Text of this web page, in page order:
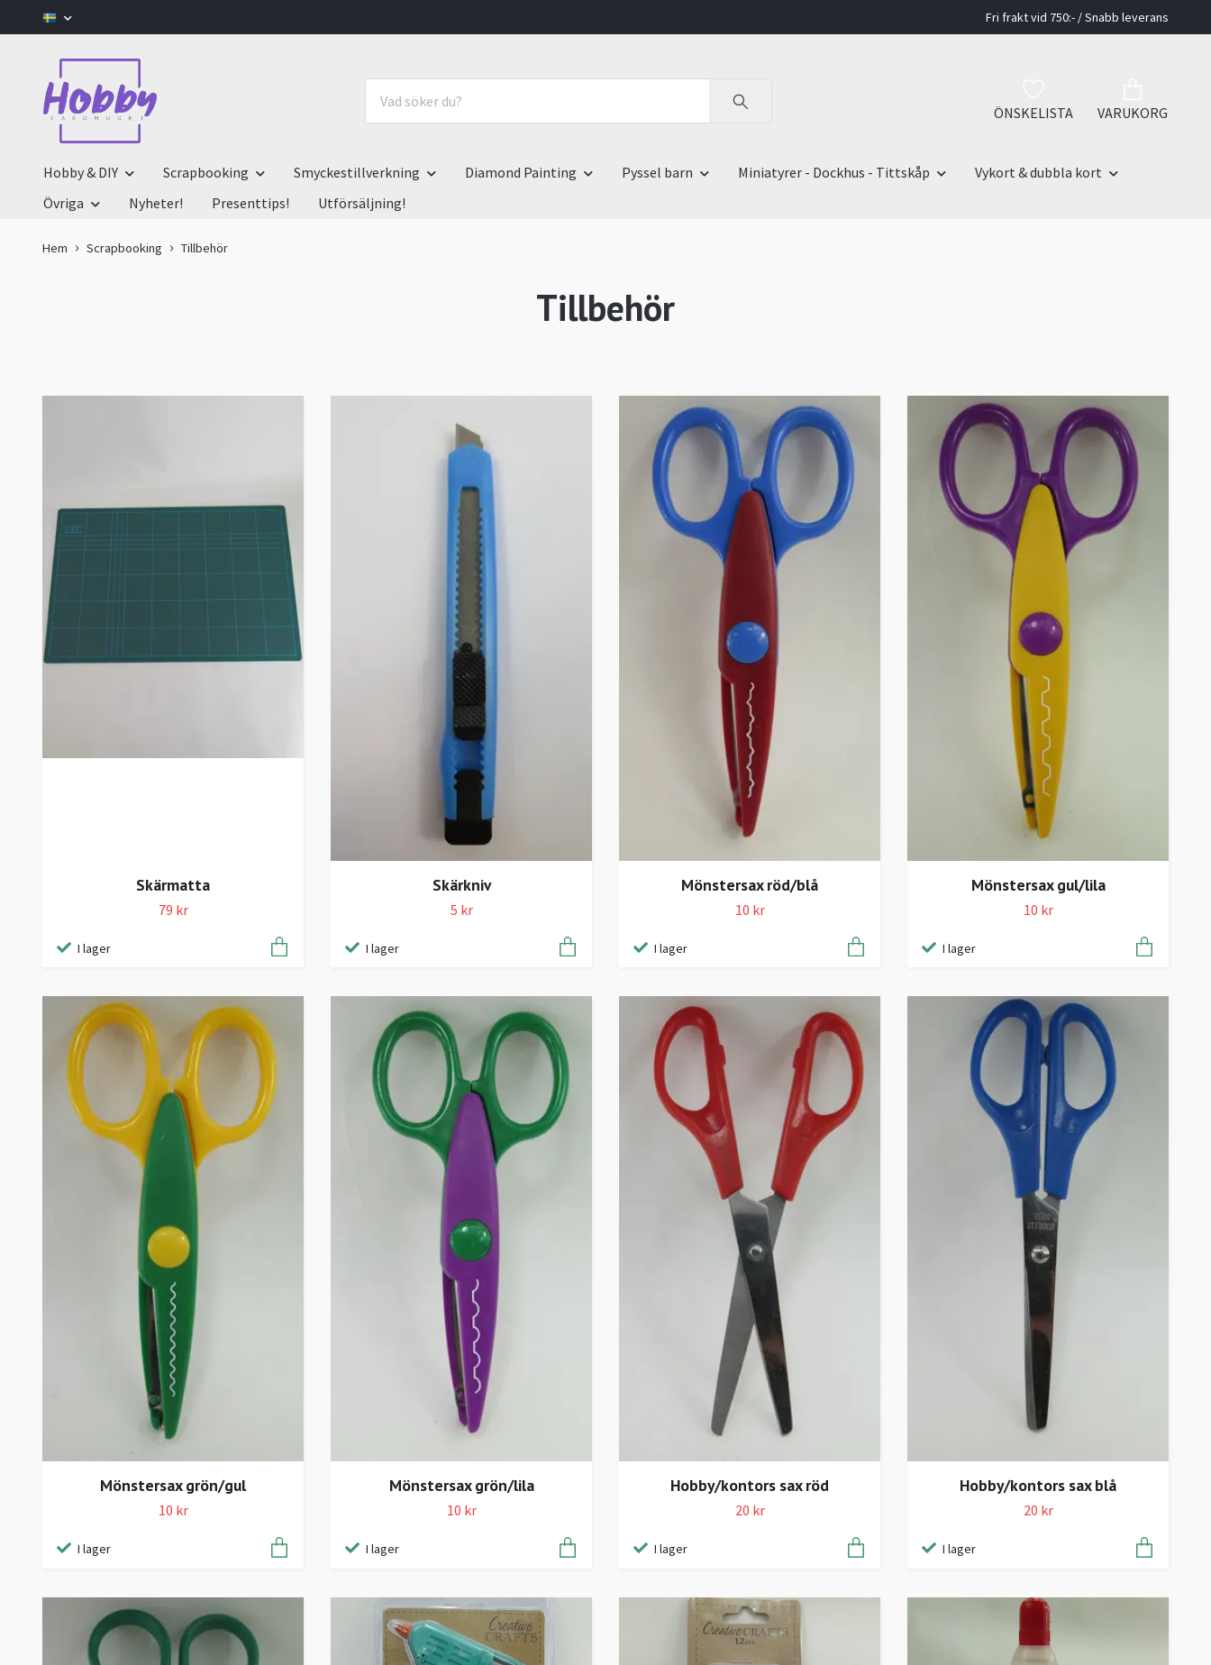
Fri frakt vid 750:- / Snabb leverans
ÖNSKELISTA VARUKORG
Hobby & DIY Scrapbooking Smyckestillverkning Diamond Painting Pyssel barn Miniatyrer - Dockhus - Tittskåp
Vykort & dubbla kort
Övriga
Nyheter! Presenttips! Utförsäljning!
Hem Scrapbooking Tillbehör
Tillbehör
Skärmatta
79 kr
I lager
Skärkniv
5 kr
I lager
Mönstersax röd/blå
10 kr
I lager
Mönstersax gul/lila
10 kr
I lager
Mönstersax grön/gul
10 kr
I lager
Mönstersax grön/lila
10 kr
I lager
Hobby/kontors sax röd
20 kr
I lager
Hobby/kontors sax blå
20 kr
I lager